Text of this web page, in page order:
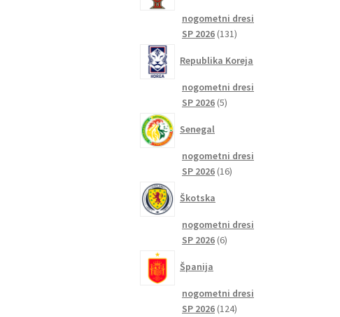
nogometni dresi
SP 2026 131131
Republika Koreja
nogometni dresi
SP 2026 55
Senegal
nogometni dresi
SP 2026 1616
Škotska
nogometni dresi
SP 2026 66
Španija
nogometni dresi
SP 2026 124124